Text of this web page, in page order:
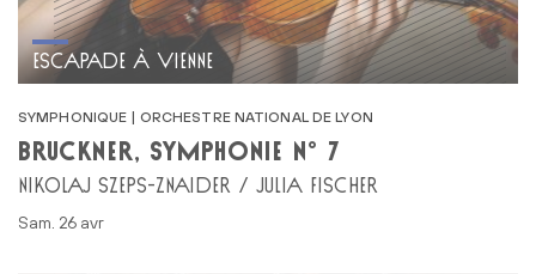
SYMPHONIQUE | ORCHESTRE NATIONAL DE LYON
BRUCKNER, SYMPHONIE N° 7
NIKOLAJ SZEPS-ZNAIDER / JULIA FISCHER
sam. 26 avr
ESCAPADE À VIENNE